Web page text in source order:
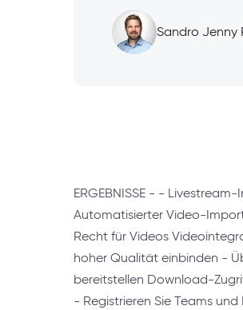
Sandro Jenny
ERGEBNISSE - -
Automatisierter Video-
Recht für Videos
hoher Qualität einbinden -
bereitstellen Download-
- Registrieren Sie Teams